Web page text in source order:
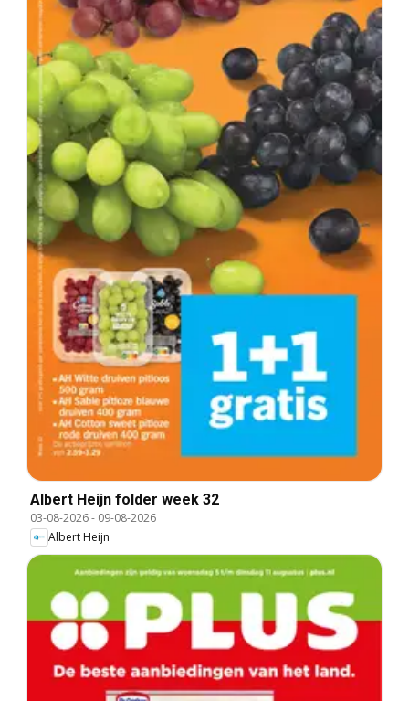
Albert Heijn folder week 32
03-08-2026- 09-08-2026
Albert Heijn